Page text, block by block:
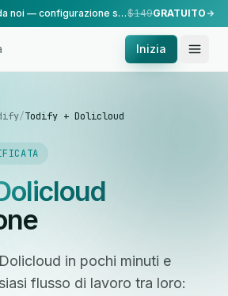
Configurazione gestita da noi — configurazione standard, eseguita dal nostro team.$149GRATUITO
Inizia
/Todify + Dolicloud
in pochi minuti e
flusso di lavoro tra loro: